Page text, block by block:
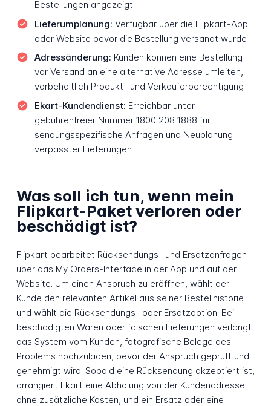
Bestellungen angezeigt
Lieferumplanung: Verfügbar über die Flipkart-App
oder Website bevor die Bestellung versandt wurde
Adressänderung: Kunden können eine Bestellung
vor Versand an eine alternative Adresse umleiten,
vorbehaltlich Produkt- und Verkäuferberechtigung
Ekart-Kundendienst: Erreichbar unter
gebührenfreier Nummer 1800 208 1888 für
sendungsspezifische Anfragen und Neuplanung
verpasster Lieferungen
Was soll ich tun, wenn mein
Flipkart-Paket verloren oder
beschädigt ist?
Flipkart bearbeitet Rücksendungs- und Ersatzanfragen
über das My Orders-Interface in der App und auf der
Website. Um einen Anspruch zu eröffnen, wählt der
Kunde den relevanten Artikel aus seiner Bestellhistorie
und wählt die Rücksendungs- oder Ersatzoption. Bei
beschädigten Waren oder falschen Lieferungen verlangt
das System vom Kunden, fotografische Belege des
Problems hochzuladen, bevor der Anspruch geprüft und
genehmigt wird. Sobald eine Rücksendung akzeptiert ist,
arrangiert Ekart eine Abholung von der Kundenadresse
ohne zusätzliche Kosten, und ein Ersatz oder eine